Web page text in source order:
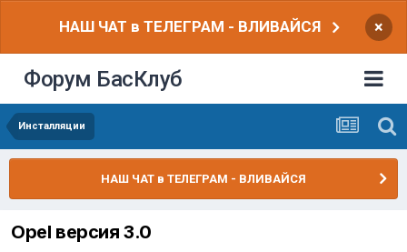
НАШ ЧАТ в ТЕЛЕГРАМ - ВЛИВАЙСЯ ×
Форум БасКлуб
Инсталляции
НАШ ЧАТ в ТЕЛЕГРАМ - ВЛИВАЙСЯ
Opel версия 3.0